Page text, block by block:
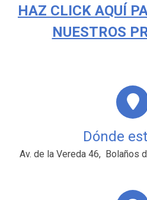
HAZ CLICK AQUÍ
NUESTROS
Dónde
Av. de la Vereda 46, Bolaños